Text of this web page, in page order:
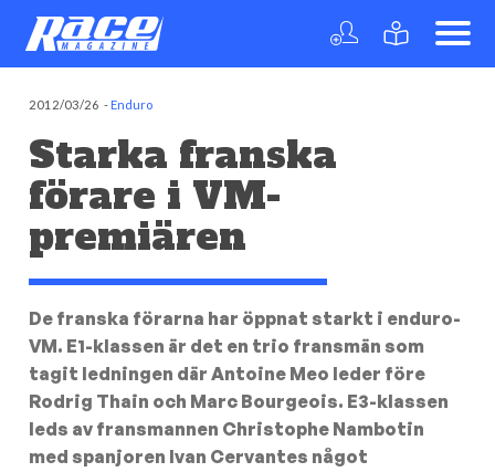
2012/03/26 -Enduro
Starka franska
förare i VM-
premiären
De franska förarna har öppnat starkt i enduro-
VM. E1-klassen är det en trio fransmän som
tagit ledningen där Antoine Meo leder före
Rodrig Thain och Marc Bourgeois. E3-klassen
leds av fransmannen Christophe Nambotin
med spanjoren Ivan Cervantes något